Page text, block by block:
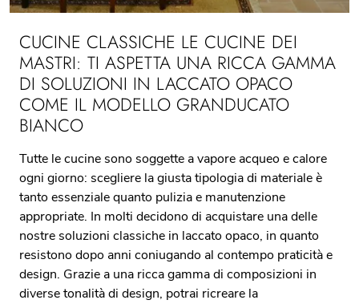
CUCINE CLASSICHE LE CUCINE DEI
MASTRI: TI ASPETTA UNA RICCA GAMMA
DI SOLUZIONI IN LACCATO OPACO
COME IL MODELLO GRANDUCATO
BIANCO
Tutte le cucine sono soggette a vapore acqueo e calore
ogni giorno: scegliere la giusta tipologia di materiale è
tanto essenziale quanto pulizia e manutenzione
appropriate. In molti decidono di acquistare una delle
nostre soluzioni classiche in laccato opaco, in quanto
resistono dopo anni coniugando al contempo praticità e
design. Grazie a una ricca gamma di composizioni in
diverse tonalità di design, potrai ricreare la